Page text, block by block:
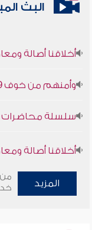
البث
أخلاقنا أصالة
وأمنهم من خوف 9
أخلاقنا أصالة
وأمنهم من خوف 9
المزيد
من